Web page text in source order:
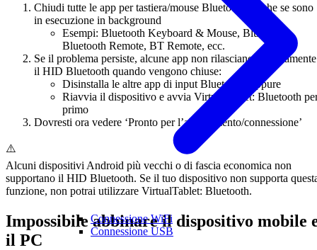
Connessione WiFi
Connessione USB
Chiudi tutte le app per tastiera/mouse Bluetooth, anche se sono
in esecuzione in background
Esempi: Bluetooth Keyboard & Mouse, Bluetouch,
Bluetooth Remote, BT Remote, ecc.
Se il problema persiste, alcune app non rilasciano correttamente
il HID Bluetooth quando vengono chiuse:
Disinstalla le altre app di input Bluetooth, oppure
Riavvia il dispositivo e avvia VirtualTablet: Bluetooth
primo
Dovresti ora vedere ‘Pronto per l’abbinamento/connessione’
⚠️
Alcuni dispositivi Android più vecchi o di fascia economica non
supportano il HID Bluetooth. Se il tuo dispositivo non supporta
funzione, non potrai utilizzare VirtualTablet: Bluetooth.
Impossibile abbinare il dispositivo mobile
il PC